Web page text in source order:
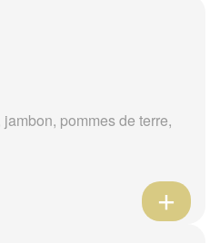
pommes de terre,